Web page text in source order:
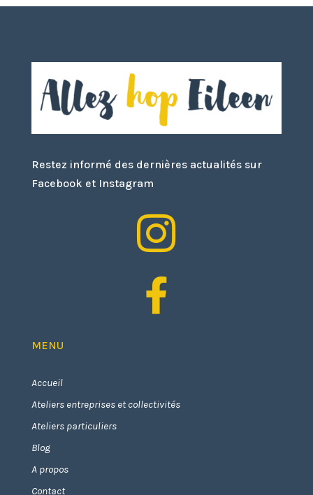
Restez informé des dernières actualités sur
Facebook et Instagram


MENU
Accueil
Ateliers entreprises et collectivités
Ateliers particuliers
Blog
A propos
Contact